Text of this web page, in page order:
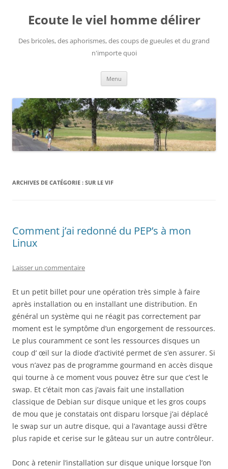
contenuEcoute le viel homme délirer
Des bricoles, des aphorismes, des coups de gueules et du grand
n'importe quoi
Menu
ARCHIVES DE CATÉGORIE : SUR LE VIF
Comment j’ai redonné du PEP’s à mon
Linux
Laisser un commentaire
Et un petit billet pour une opération très simple à faire
après installation ou en installant une distribution. En
général un système qui ne réagit pas correctement par
moment est le symptôme d’un engorgement de ressources.
Le plus couramment ce sont les ressources disques un
coup d’ œil sur la diode d’activité permet de s’en assurer. Si
vous n’avez pas de programme gourmand en accès disque
qui tourne à ce moment vous pouvez être sur que c’est le
swap. Et c’était mon cas j’avais fait une installation
classique de Debian sur disque unique et les gros coups
de mou que je constatais ont disparu lorsque j’ai déplacé
le swap sur un autre disque, qui a l’avantage aussi d’être
plus rapide et cerise sur le gâteau sur un autre contrôleur.
Donc à retenir l’installation sur disque unique lorsque l’on